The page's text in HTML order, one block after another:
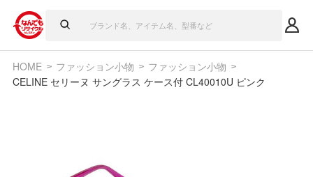
HOME ファッション小物
ファッション小物
CELINE セリーヌ サングラス ケース付 CL40010U ピンク